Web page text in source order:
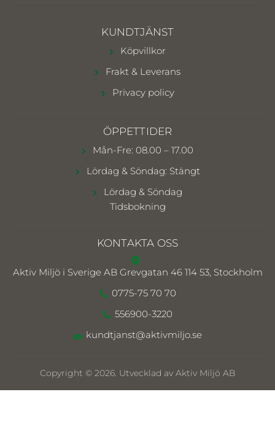
KUNDTJÄNST
Köpvillkor
Frakt & Leverans
Privacy policy
ÖPPETTIDER
Mån-Fre: 08.00 – 17.00
Lördag & Söndag: Stängt
Lördag & Söndag
Tidsbokning
KONTAKTA OSS
Aktiv Miljö i Sverige AB Grevgatan 46 114 53, Stockholm
0775-75 70 70
556900-3220
kundtjanst@aktivmiljo.se
Copyright © 2026. Utvecklad av Aktiv Miljö AB